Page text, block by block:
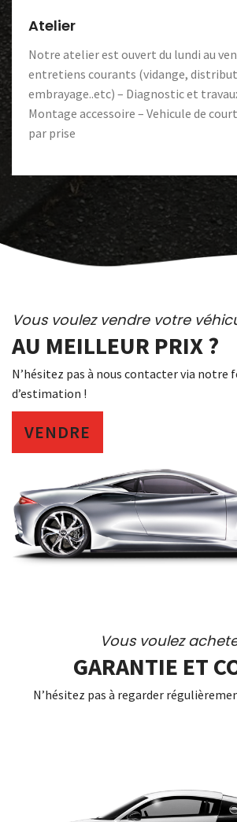
Atelier
Notre atelier est ouvert du lundi au
entretiens courants (vidange,
embrayage..etc) – Diagnostic et
Montage accessoire – Vehicule de
par prise
Vous voulez vendre votre
AU MEILLEUR PRIX ?
N’hésitez pas à nous contacter via notre
d’estimation !
VENDRE
Vous voulez
GARANTIE ET
N’hésitez pas à regarder